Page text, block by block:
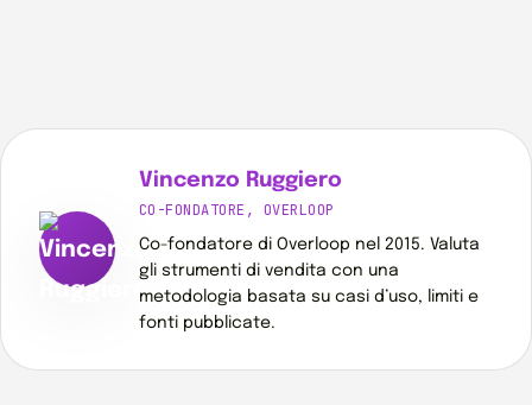
Vincenzo Ruggiero
CO-FONDATORE, OVERLOOP
Co-fondatore di Overloop nel 2015. Valuta
gli strumenti di vendita con una
metodologia basata su casi d’uso, limiti e
fonti pubblicate.